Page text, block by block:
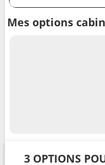
Mes options
3 OPTIONS